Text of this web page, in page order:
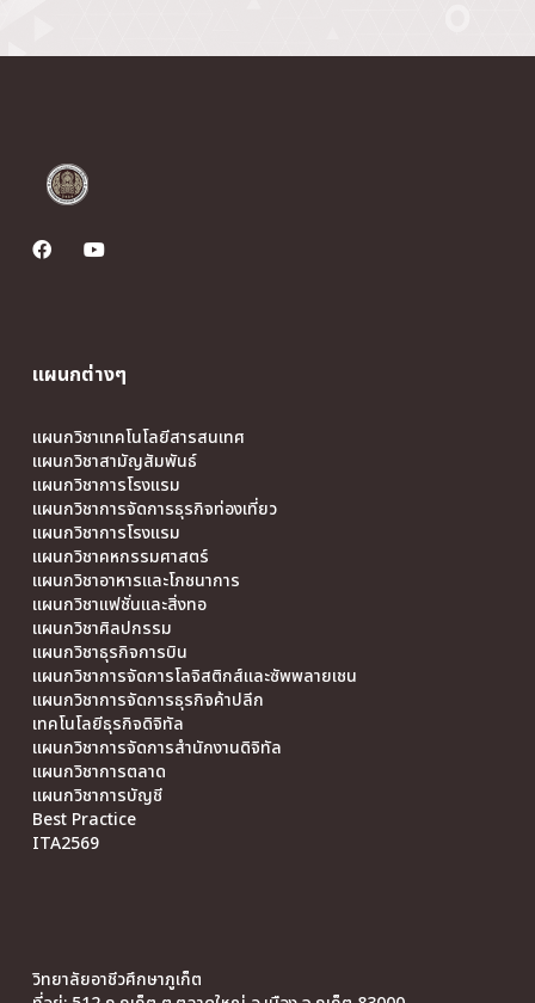
แผนกต่างๆ
แผนกวิชาเทคโนโลยีสารสนเทศ
แผนกวิชาสามัญสัมพันธ์
แผนกวิชาการโรงแรม
แผนกวิชาการจัดการธุรกิจท่องเที่ยว
แผนกวิชาการโรงแรม
แผนกวิชาคหกรรมศาสตร์
แผนกวิชาอาหารและโภชนาการ
แผนกวิชาแฟชั่นและสิ่งทอ
แผนกวิชาศิลปกรรม
แผนกวิชาธุรกิจการบิน
แผนกวิชาการจัดการโลจิสติกส์และซัพพลายเชน
แผนกวิชาการจัดการธุรกิจค้าปลีก
เทคโนโลยีธุรกิจดิจิทัล
แผนกวิชาการจัดการสำนักงานดิจิทัล
แผนกวิชาการตลาด
แผนกวิชาการบัญชี
Best Practice
ITA2569
วิทยาลัยอาชีวศึกษาภูเก็ต